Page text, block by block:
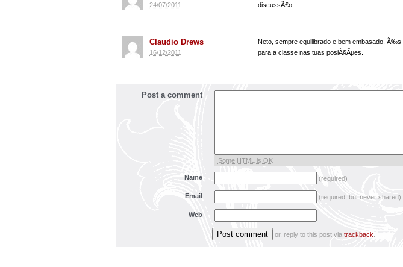
24/07/2011
discussÃ£o.
Claudio Drews
16/12/2011
Neto, sempre equilibrado e bem embasado. Ã‰s
para a classe nas tuas posiÃ§Ãµes.
Post a comment
Some HTML is OK
Name (required)
Email (required, but never shared)
Web
or, reply to this post via trackback